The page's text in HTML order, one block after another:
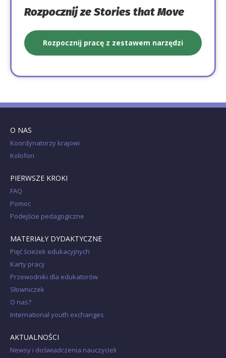
Rozpocznij ze Stories that Move
Rozpocznij pracę z zestawem narzędzi
O NAS
Koordynatorzy krajowi
Kolofon
PIERWSZE KROKI
FAQ
Pomoc
Podejście pedagogiczne
MATERIAŁY DYDAKTYCZNE
Pięć ścieżek edukacyjnych
Karty pracy
Przewodniki dla edukatorów
Słowniczek
O nas?
International youth exchanges
AKTUALNOŚCI
Newsy i doświadczenia nauczycieli